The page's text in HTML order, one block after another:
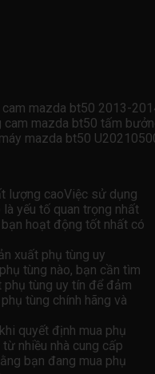
cam mazda bt50 2013-
cam mazda bt50 tấm
mazda bt50
lượng caoViệc sử dụng
yếu tố quan trọng nhất
hoạt động tốt nhất có
xuất phụ tùng uy
tùng nào, bạn cần tìm
phụ tùng uy tín để đảm
tùng chính hãng và
quyết định mua phụ
nhiều nhà cung cấp
bạn đang mua phụ